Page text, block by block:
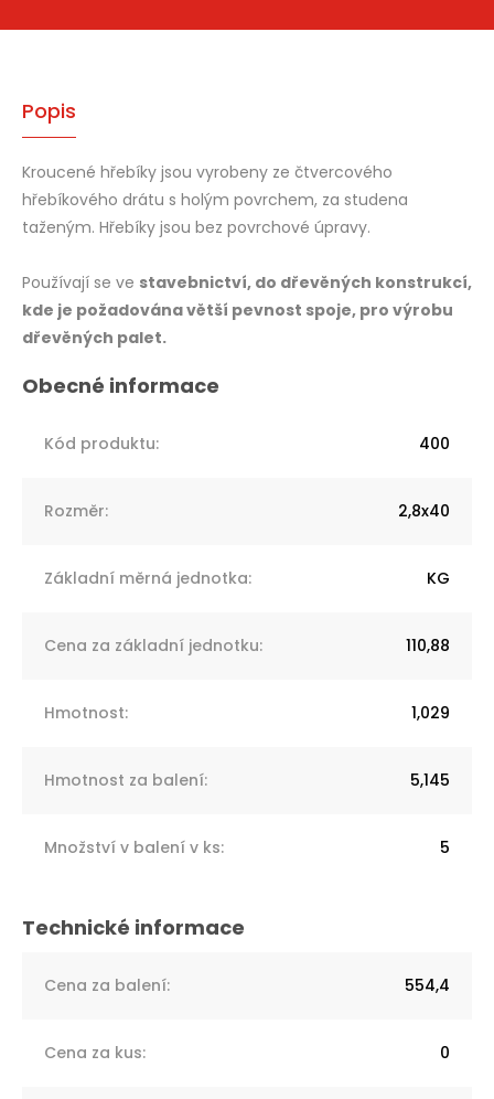
Popis
Kroucené hřebíky jsou vyrobeny ze čtvercového
hřebíkového drátu s holým povrchem, za studena
taženým. Hřebíky jsou bez povrchové úpravy.
Používají se ve stavebnictví, do dřevěných konstrukcí,
kde je požadována větší pevnost spoje, pro výrobu
dřevěných palet.
Kód produktu: 400
Rozměr: 2,8x40
Základní měrná jednotka: KG
Cena za základní jednotku: 110,88
Hmotnost: 1,029
Hmotnost za balení: 5,145
Množství v balení v ks: 5
Cena za balení: 554,4
Cena za kus: 0